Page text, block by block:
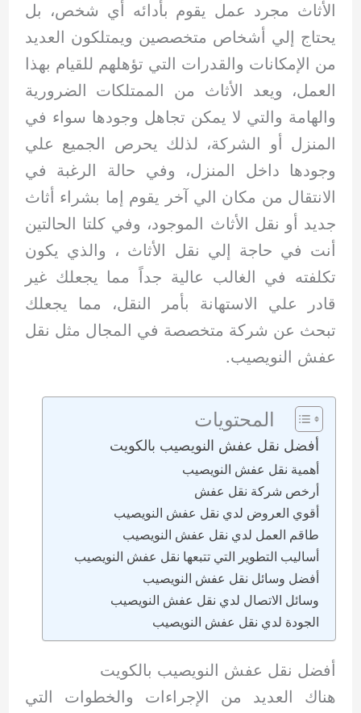
الأثاث مجرد عمل يقوم بأدائه أي شخص، بل
يحتاج إلي أشخاص متخصصين ويمتلكون العديد
من الإمكانات والقدرات التي تؤهلهم للقيام بهذا
العمل، ويعد الأثاث من الممتلكات الضرورية
والهامة والتي لا يمكن تجاهل وجودها سواء في
المنزل أو الشركة، لذلك يحرص الجميع علي
وجودها داخل المنزل، وفي حالة الرغبة في
الانتقال من مكان الي آخر يقوم إما بشراء أثاث
جديد أو نقل الأثاث الموجود، وفي كلتا الحالتين
أنت في حاجة إلي نقل الأثاث ، والذي يكون
تكلفته في الغالب عالية جداً مما يجعلك غير
قادر علي الاستهانة بأمر النقل، مما يجعلك
تبحث عن شركة متخصصة في المجال مثل نقل
عفش النويصيب.
المحتويات
أفضل نقل عفش النويصيب بالكويت
أهمية نقل عفش النويصيب
أرخص شركة نقل عفش
أقوي العروض لدي نقل عفش النويصيب
طاقم العمل لدي نقل عفش النويصيب
أساليب التطوير التي تتبعها نقل عفش النويصيب
أفضل وسائل نقل عفش النويصيب
وسائل الاتصال لدي نقل عفش النويصيب
الجودة لدي نقل عفش النويصيب
أفضل نقل عفش النويصيب بالكويت
هناك العديد من الإجراءات والخطوات التي